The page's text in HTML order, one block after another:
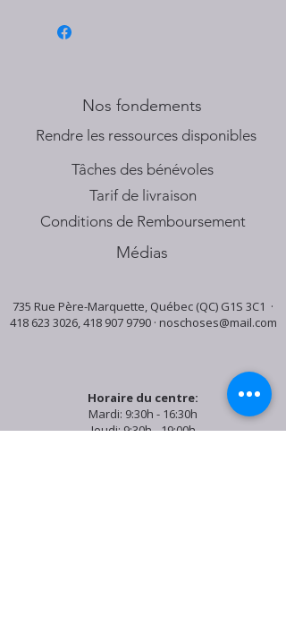
Nos fondements
​Rendre les ressources disponibles
Tâches des bénévoles
Tarif de livraison
Conditions de Remboursement
Médias
735 Rue Père-Marquette, Québec (QC) G1S 3C1 ·
418 623 3026,418 907 9790· noschoses@mail.com
Horaire du centre:
Mardi: 9:30h - 16:30h
Jeudi: 9:30h - 19:00h